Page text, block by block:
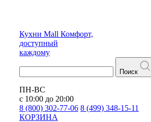
Кухни Mall Комфорт,
доступный
каждому
Поиск
ПН-ВС
с 10:00 до 20:00
8 (800) 302-77-06 8 (499) 348-15-11
КОРЗИНА